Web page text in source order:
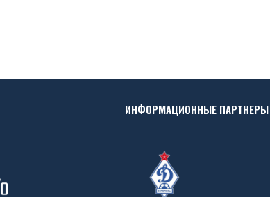
ИНФОРМАЦИОННЫЕ ПАРТНЕРЫ